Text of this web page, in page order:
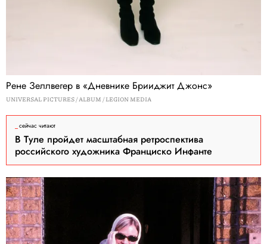
Рене Зеллвегер в «Дневнике Брииджит Джонс»
UNIVERSAL PICTURES / ALBUM / LEGION MEDIA
сейчас читают
В Туле пройдет масштабная ретроспектива
российского художника Франциско Инфанте